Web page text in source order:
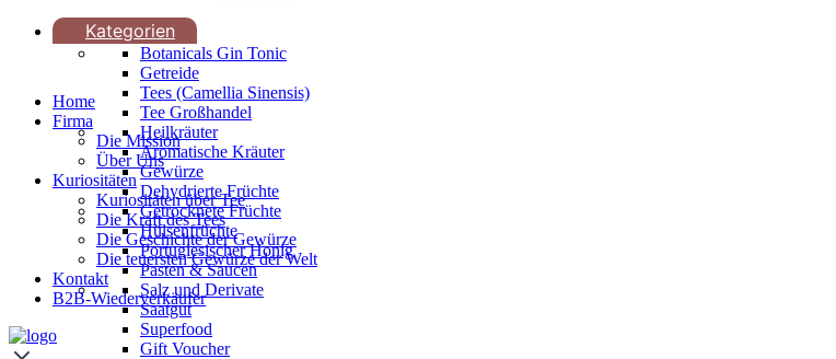
Kategorien
Botanicals Gin Tonic
Getreide
Tees (Camellia Sinensis)
Tee Großhandel
Heilkräuter
Aromatische Kräuter
Gewürze
Dehydrierte Früchte
Getrocknete Früchte
Hülsenfrüchte
Portugiesischer Honig
Pasten & Saucen
Salz und Derivate
Saatgut
Superfood
Gift Voucher
Home
Firma
Die Mission
Über Uns
Kuriositäten
Kuriositäten über Tee
Die Kraft des Tees
Die Geschichte der Gewürze
Die teuersten Gewürze der Welt
Kontakt
B2B-Wiederverkäufer